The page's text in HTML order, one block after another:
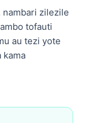
nambari zilezile
tofauti
au tezi yote
kama